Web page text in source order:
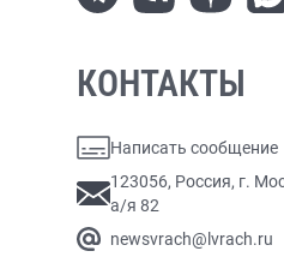
КОНТАКТЫ
Написать сообщение
123056, Россия, г.
а/я 82
newsvrach@lvrach.ru